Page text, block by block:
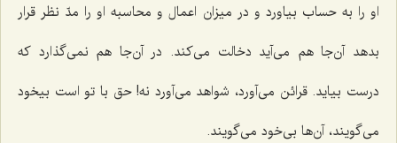
او را به حساب بیاورد و در میزان اعمال و محاسبه او را مدّ نظر قرار
بدهد آن‌جا هم می‌آید دخالت می‌کند. در آن‌جا هم نمی‌گذارد که
درست بیاید. قرائن می‌آورد، شواهد می‌آورد نه! حق با تو است بیخود
می‌گویند، آن‌ها بی‌خود می‌گویند.